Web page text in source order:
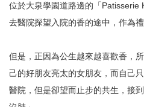
位於大泉學園道路邊的「Patisserie
去醫院探望入院的香的途中，作為
但是，正因為公生越來越喜歡香，
己的好朋友亮太的女朋友，而自己
醫院，但是卻望而止步的共生，接